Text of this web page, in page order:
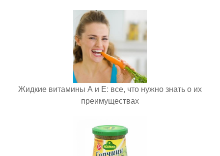
Жидкие витамины А и Е: все, что нужно знать о их
преимуществах